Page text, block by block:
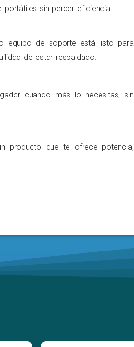
portátiles sin perder eficiencia.
equipo de soporte está listo para
de estar respaldado.
cuando más lo necesitas, sin
producto que te ofrece potencia,